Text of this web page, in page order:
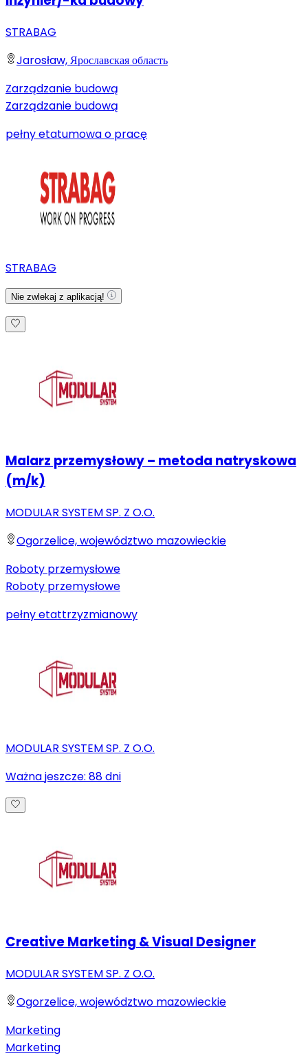
STRABAG
Jarosław, Ярославская область
Zarządzanie budową
Zarządzanie budową
pełny etatumowa o pracę
STRABAG
Nie zwlekaj z aplikacją!
Malarz przemysłowy – metoda natryskowa
(m/k)
MODULAR SYSTEM SP. Z O.O.
Ogorzelice, województwo mazowieckie
Roboty przemysłowe
Roboty przemysłowe
pełny etattrzyzmianowy
MODULAR SYSTEM SP. Z O.O.
Ważna jeszcze: 88dni
Creative Marketing & Visual Designer
MODULAR SYSTEM SP. Z O.O.
Ogorzelice, województwo mazowieckie
Marketing
Marketing